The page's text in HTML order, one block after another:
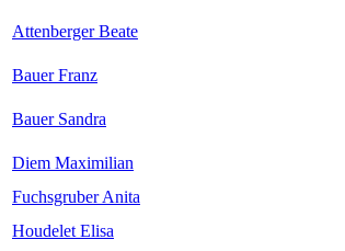
Attenberger Beate
Bauer Franz
Bauer Sandra
Diem Maximilian
Fuchsgruber Anita
Houdelet Elisa